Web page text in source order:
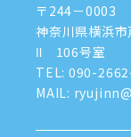
〒244－0003
神奈川県横浜
Ⅱ 106号室
TEL: 090-
MAIL: